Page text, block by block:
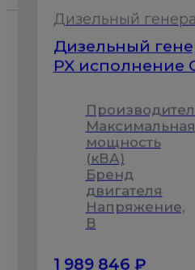
Дизельный
Дизельный
PX исполнение
Максимальная
мощность
(кВА)
Бренд
двигателя
Напряжение,
В
1 989 846 ₽